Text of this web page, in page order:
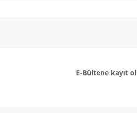
E-Bültene kayıt ol